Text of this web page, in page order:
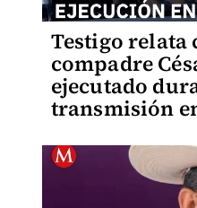
Testigo relata
compadre
ejecutado
transmisión